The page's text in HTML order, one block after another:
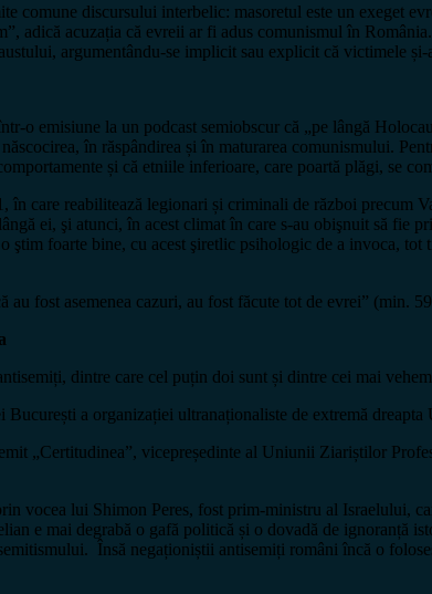
comune discursului interbelic: masoretul este un exeget
adică acuzația că evreii ar fi adus comunismul în
argumentându-se implicit sau explicit că victimele și-
o emisiune la un podcast semiobscur că „pe lângă
în răspândirea și în maturarea comunismului.
și că etniile inferioare, care poartă plăgi, se
care reabilitează legionari și criminali de război precum
ei, şi atunci, în acest climat în care s-au obişnuit să
ştim foarte bine, cu acest şiretlic psihologic de a invoca,
fost asemenea cazuri, au fost făcute tot de evrei” (min.
dintre care cel puțin doi sunt și dintre cei mai
a organizației ultranaționaliste de extremă dreapta
„Certitudinea”, vicepreședinte al Uniunii Ziariștilor
vocea lui Shimon Peres, fost prim-ministru al
e mai degrabă o gafă politică și o dovadă de ignoranță
Însă negaționiștii antisemiți români încă o